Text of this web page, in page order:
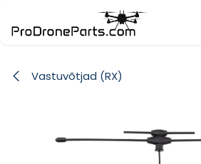
Vastuvõtjad (RX)